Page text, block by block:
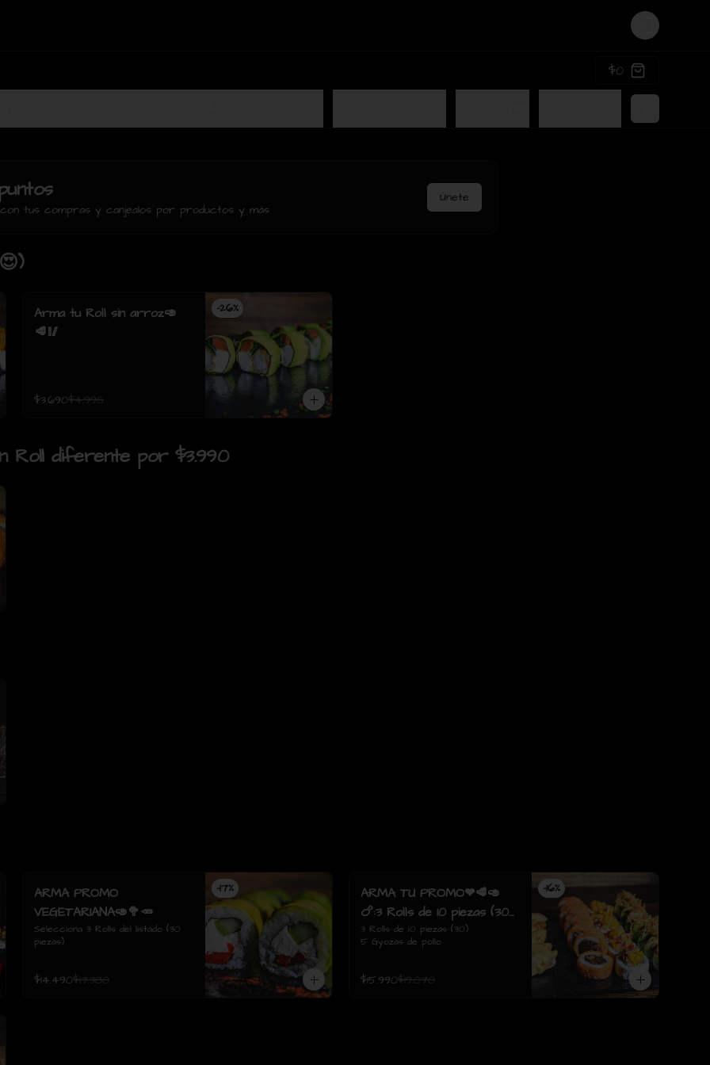
Login
$0
tus compras y canjealos por productos y más
Únete
-26%
Arma tu Roll sin arroz🥑
🥩🥢
$3.690$4.990
Roll diferente por $3.990
-17%
ARMA PROMO
VEGETARIANA🥑🥦🥕
Selecciona 3 Rolls del listado (30
piezas)
$14.490$17.380
-16%
ARMA TU PROMO❤🥩🥑
🍗:3 Rolls de 10 piezas (30)
5 Gyozas de pollo
3 Rolls de 10 piezas (30)
5 Gyozas de pollo
$15.990$19.070